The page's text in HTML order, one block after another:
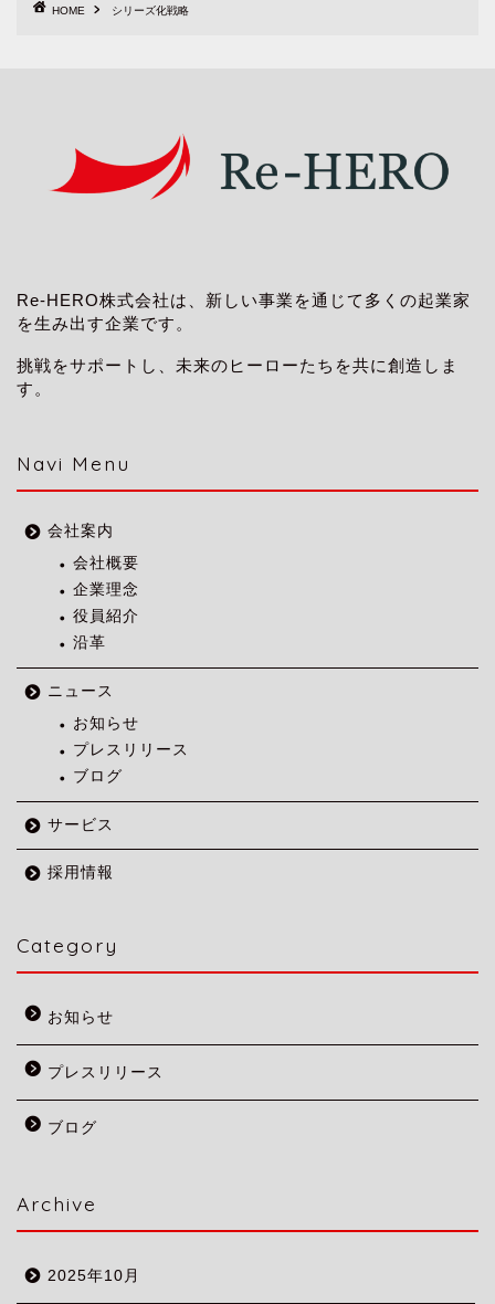
HOME シリーズ化戦略
Re-HERO株式会社は、新しい事業を通じて多くの起業家
を生み出す企業です。
挑戦をサポートし、未来のヒーローたちを共に創造しま
す。
Navi Menu
会社案内
会社概要
企業理念
役員紹介
沿革
ニュース
お知らせ
プレスリリース
ブログ
サービス
採用情報
Category
お知らせ
プレスリリース
ブログ
Archive
2025年10月